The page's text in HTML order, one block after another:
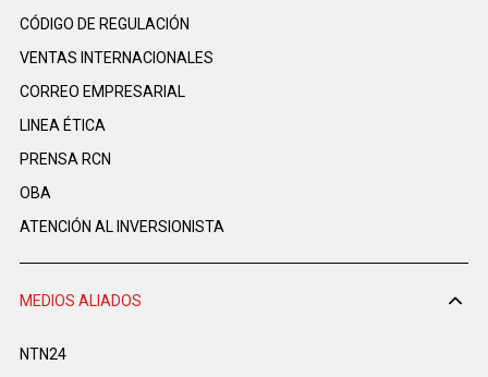
CÓDIGO DE REGULACIÓN
VENTAS INTERNACIONALES
CORREO EMPRESARIAL
LINEA ÉTICA
PRENSA RCN
OBA
ATENCIÓN AL INVERSIONISTA
MEDIOS ALIADOS
NTN24